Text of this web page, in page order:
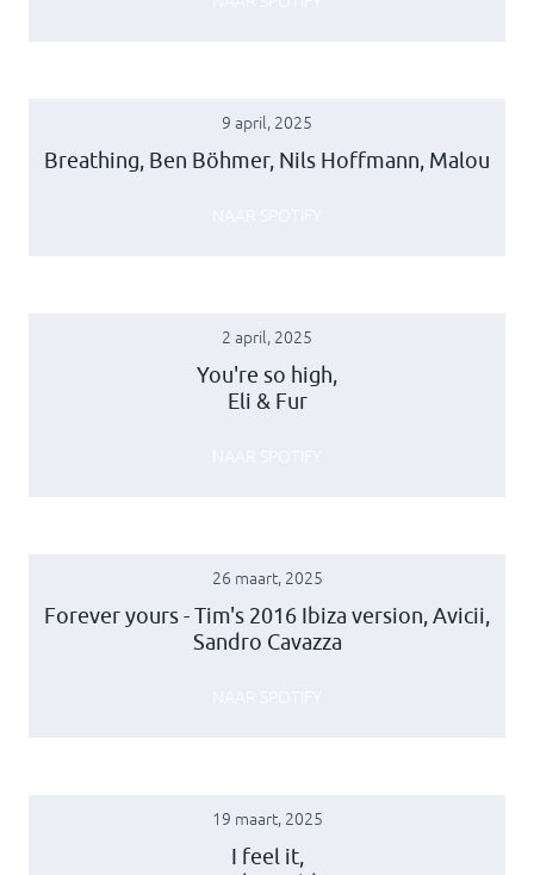
9 april, 2025
Breathing, Ben Böhmer, Nils Hoffmann, Malou
2 april, 2025
You're so high,
Eli & Fur
26 maart, 2025
Forever yours - Tim's 2016 Ibiza version, Avicii,
Sandro Cavazza
19 maart, 2025
I feel it,